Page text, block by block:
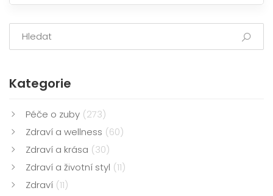
Kategorie
Péče o zuby (273)
Zdraví a wellness (60)
Zdraví a krása (30)
Zdraví a životní styl (11)
Zdraví (11)